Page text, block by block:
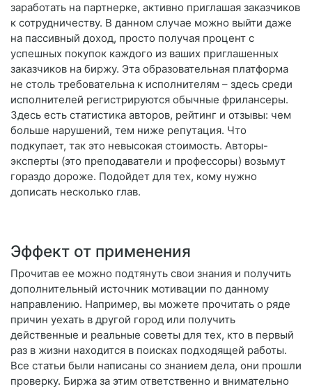
заработать на партнерке, активно приглашая заказчиков
к сотрудничеству. В данном случае можно выйти даже
на пассивный доход, просто получая процент с
успешных покупок каждого из ваших приглашенных
заказчиков на биржу. Эта образовательная платформа
не столь требовательна к исполнителям – здесь среди
исполнителей регистрируются обычные фрилансеры.
Здесь есть статистика авторов, рейтинг и отзывы: чем
больше нарушений, тем ниже репутация. Что
подкупает, так это невысокая стоимость. Авторы-
эксперты (это преподаватели и профессоры) возьмут
гораздо дороже. Подойдет для тех, кому нужно
дописать несколько глав.
Эффект от применения
Прочитав ее можно подтянуть свои знания и получить
дополнительный источник мотивации по данному
направлению. Например, вы можете прочитать о ряде
причин уехать в другой город или получить
действенные и реальные советы для тех, кто в первый
раз в жизни находится в поисках подходящей работы.
Все статьи были написаны со знанием дела, они прошли
проверку. Биржа за этим ответственно и внимательно